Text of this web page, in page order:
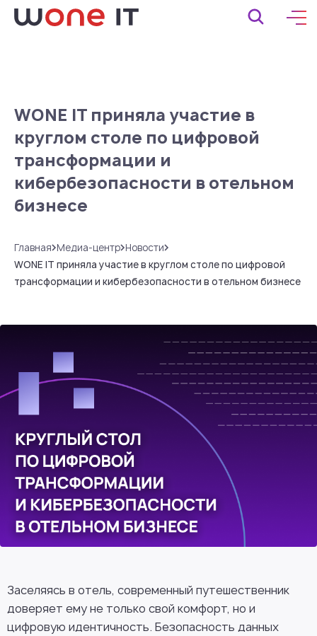
WONE IT приняла участие в
круглом столе по цифровой
трансформации и
кибербезопасности в отельном
бизнесе
Главная Медиа-центр Новости
WONE IT приняла участие в круглом столе по цифровой
трансформации и кибербезопасности в отельном бизнесе
Заселяясь в отель, современный путешественник
доверяет ему не только свой комфорт, но и
цифровую идентичность. Безопасность данных